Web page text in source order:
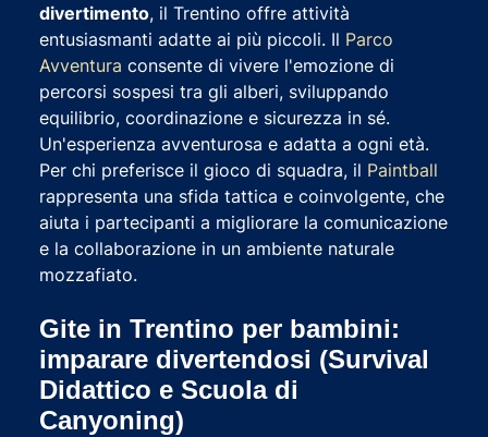
divertimento, il Trentino offre attività
entusiasmanti adatte ai più piccoli. Il Parco
Avventura consente di vivere l'emozione di
percorsi sospesi tra gli alberi, sviluppando
equilibrio, coordinazione e sicurezza in sé.
Un'esperienza avventurosa e adatta a ogni età.
Per chi preferisce il gioco di squadra, il Paintball
rappresenta una sfida tattica e coinvolgente, che
aiuta i partecipanti a migliorare la comunicazione
e la collaborazione in un ambiente naturale
mozzafiato.
Gite in Trentino per bambini:
imparare divertendosi (Survival
Didattico e Scuola di
Canyoning)